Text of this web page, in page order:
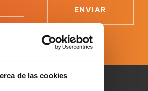
de las cookies